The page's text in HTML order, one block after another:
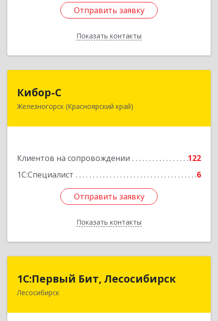
Отправить заявку
Показать контакты
Отправить заявку
Назад
Кибор-С
Железногорск (Красноярский край)
Клиентов на сопровождении
122
1С:Специалист
6
Отправить заявку
Показать контакты
662973, Красноярский край, Железногорск г,
Отправить заявку
Назад
1С:Первый Бит, Лесосибирск
Лесосибирск
1С:Первый Бит, Лесосибирск
662544, Красноярский край, Лесосибирск г,